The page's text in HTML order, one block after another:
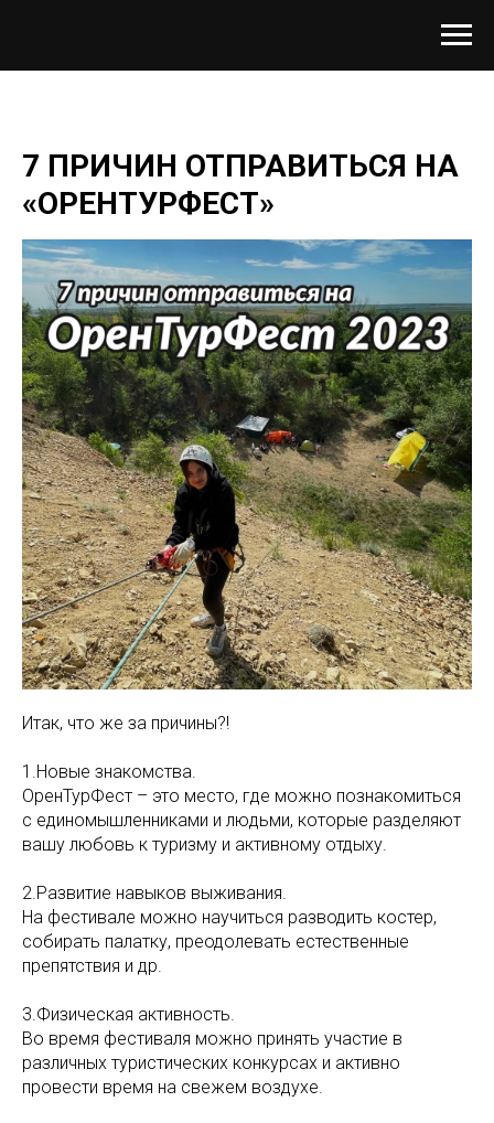
7 ПРИЧИН ОТПРАВИТЬСЯ НА
«ОРЕНТУРФЕСТ»
Итак, что же за причины?!
1.Новые знакомства.
ОренТурФест – это место, где можно познакомиться
с единомышленниками и людьми, которые разделяют
вашу любовь к туризму и активному отдыху.
2.Развитие навыков выживания.
На фестивале можно научиться разводить костер,
собирать палатку, преодолевать естественные
препятствия и др.
3.Физическая активность.
Во время фестиваля можно принять участие в
различных туристических конкурсах и активно
провести время на свежем воздухе.